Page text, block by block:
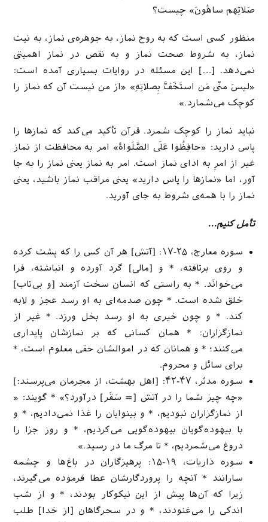
صَلاتِهم ساهُونَ» چیست؟
منظور کسی است که به روح نماز، به جوهره‌ی نماز، به نیت
نماز، به شروط صحت نماز و به نقص در نماز اهمیتی
نمی‌دهد. […] این مسئله در روایات بسیاری آمده است:
«لیسَ منّی مَن استَخَفَّ بِصلاتِهِ» «از من نیست آن که نماز را
کوچک می‌شمارد.»
نباید نماز را کوچک شمرد. قرآن تأکید می‌کند که نمازها را
پاس دارید: «حافِظُوا عَلَی الصَّلَواۀ» امر به محافظت از نماز
غیر از امرِ به ادای نماز است. امر به نماز یعنی نماز را به جا
آور، اما «نمازها را پاس دارید» یعنی مراقب نماز باشید، یعنی
نماز را با همه‌ی شروط به جای آورید.
تأمل کنیم…
سوره معارج، ۲۵-۱۷: [آتش] هر آن کس را که پشت كرده
و روى برتافته، * و [مالی] گرد آورده و انباشته، فرا
مى‌خوانَد. * به راستى كه انسان سخت آزمند [و بى‌تاب‌]
خلق شده است. * چون صدمه‌اى به او رسد عجز و لابه
كند. * و چون خیرى به او رسد بخل ورزد. * غیر از
نمازگزاران: * همان كسانى كه بر نمازشان پایدارى
مى‌كنند؛ * و همانان كه در اموالشان حقى معلوم است، *
براى سائل و محروم.
سوره مدثر، ۴۷-۴۲: [اهل بهشت، از مجرمان می‌پرسند:]
«چه چیز شما را در آتش [= سَقَر] درآورد؟» * گویند: «
از نمازگزاران نبودیم، * و بینوایان را غذا نمى‌دادیم، * و
با بیهوده‌گویان بیهوده‌گویی می‌کردیم، * و روز جزا را
دروغ مى‌شمردیم، * تا مرگ ما در رسید.»
سوره ذاریات، ۱۹-۱۵: پرهیزگاران در باغ‌ها و چشمه
سارانند * آنچه را پروردگارشان عطا فرموده مى‌گیرند،
زیرا كه آن‌ها پیش از این نیكوكار بودند، * و از شب
اندكى را مى‌غنودند، * و در سحرگاهان [از خدا] طلب